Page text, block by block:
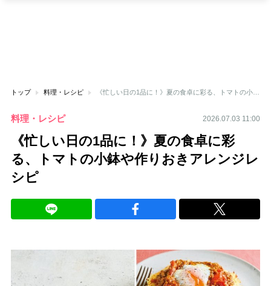
トップ 料理・レシピ 《忙しい日の1品に！》夏の食卓に彩る、トマトの小鉢や作りおきアレンジレシピ
料理・レシピ 2026.07.03 11:00
《忙しい日の1品に！》夏の食卓に彩
る、トマトの小鉢や作りおきアレンジレ
シピ